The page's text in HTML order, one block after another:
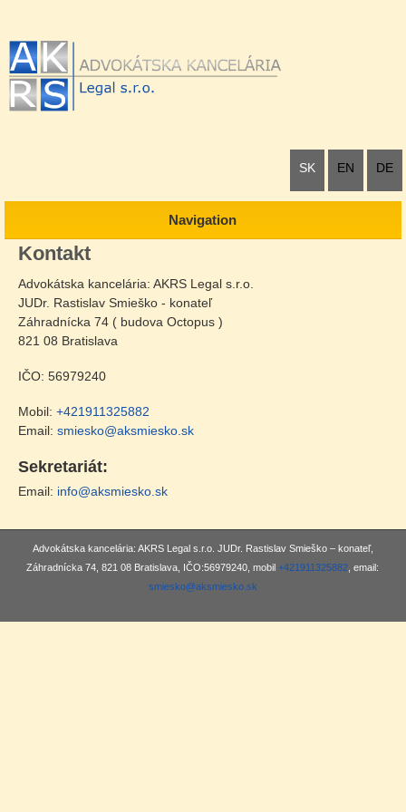
SK EN DE
Navigation
Kontakt
Advokátska kancelária: AKRS Legal s.r.o.
JUDr. Rastislav Smieško - konateľ
Záhradnícka 74 ( budova Octopus )
821 08 Bratislava
IČO: 56979240
Mobil: +421911325882
Email: smiesko@aksmiesko.sk
Sekretariát:
Email: info@aksmiesko.sk
Advokátska kancelária: AKRS Legal s.r.o. JUDr. Rastislav Smieško – konateľ,
Záhradnícka 74, 821 08 Bratislava, IČO:56979240, mobil+421911325882 , email:
smiesko@aksmiesko.sk